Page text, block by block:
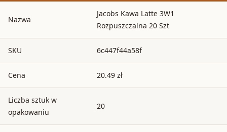
Nazwa
Jacobs Kawa Latte 3W1
Rozpuszczalna 20 Szt
SKU 6c447f44a58f
Cena 20.49 zł
Liczba sztuk w
opakowaniu
20